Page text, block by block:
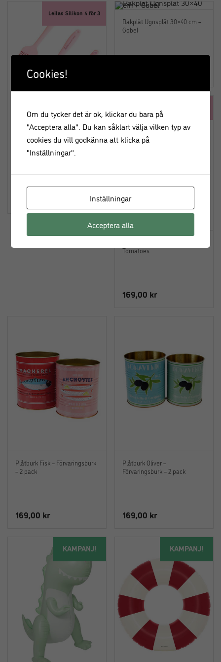
Leilas Silikon 4 för 3
Rosa – Leilas
Bakplåt Ugnsplåt 30×40 cm –
Gobel
Tomatoes
169,00 kr
Plåtburk Oliver –
Förvaringsburk – 2 pack
169,00 kr
Plåtburk Fisk – Förvaringsburk
– 2 pack
169,00 kr
KAMPANJ!
KAMPANJ!
Cookies!
Om du tycker det är ok, klickar du bara på
"Acceptera alla". Du kan såklart välja vilken typ av
cookies du vill godkänna att klicka på
"Inställningar".
Inställningar
Acceptera alla